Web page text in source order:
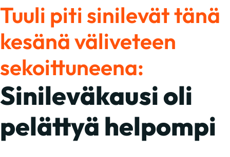
Link
Tuuli piti sinilevät tänä
kesänä väliveteen
sekoittuneena:
Sinileväkausi oli
pelättyä helpompi